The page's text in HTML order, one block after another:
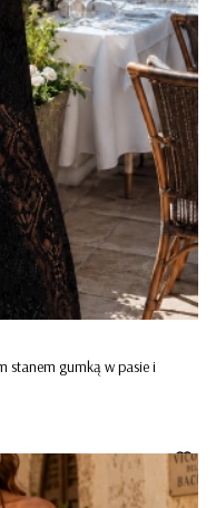
stanem gumką w pasie i